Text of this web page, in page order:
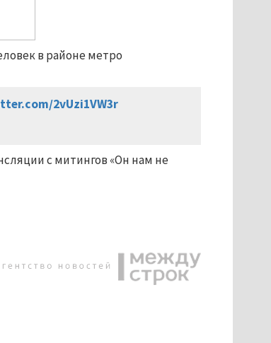
в районе метро
2vUzi1VW3r
с митингов «Он нам не